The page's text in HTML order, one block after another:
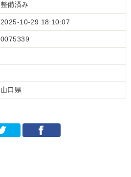
整備済み
2025-10-29 18:10:07
0075339
山口県